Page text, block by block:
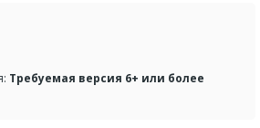
Требуемая версия 6+ или более